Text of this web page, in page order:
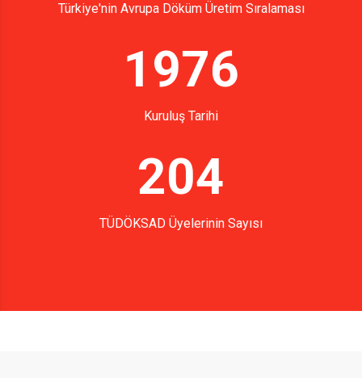
Türkiye'nin Avrupa Döküm Üretim Sıralaması
1976
Kuruluş Tarihi
204
TÜDÖKSAD Üyelerinin Sayısı